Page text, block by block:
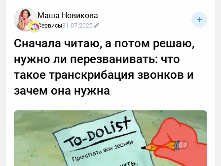
Маша Новикова
Сервисы31.07.2025
Сначала читаю, а потом решаю,
нужно ли перезванивать: что
такое транскрибация звонков и
зачем она нужна